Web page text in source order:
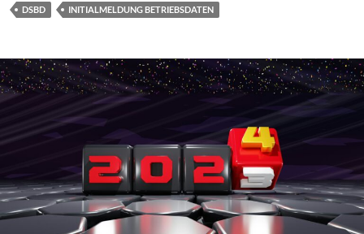
DSBD INITIALMELDUNG BETRIEBSDATEN